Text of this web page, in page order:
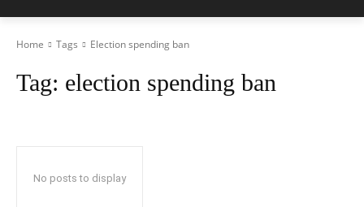
Home Tags Election spending ban
Tag: election spending ban
No posts to display